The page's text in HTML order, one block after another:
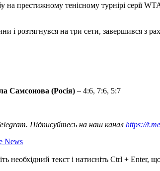
престижному тенісному турнірі серії
і розтягнувся на три сети, завершився з
Самсонова (Росія) – 4:6, 7:6, 5:7
Підписуйтесь на наш канал https://
News
необхідний текст і натисніть Ctrl + Enter,